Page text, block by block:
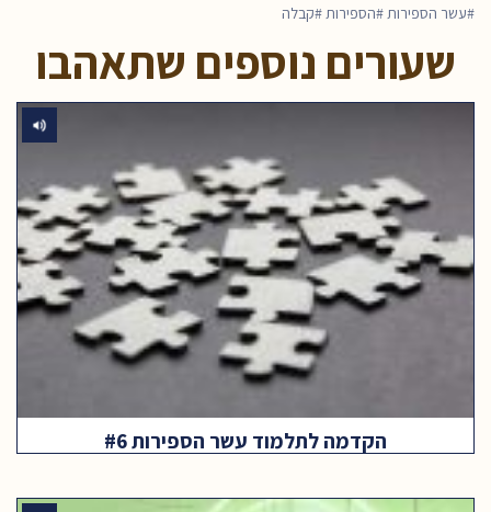
עשר הספירות
הספירות קבלה
שעורים נוספים שתאהבו
הקדמה לתלמוד עשר הספירות #6